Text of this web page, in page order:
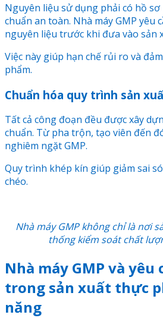
Nguyên liệu sử dụng phải có hồ
chuẩn an toàn. Nhà máy GMP yêu
nguyên liệu trước khi đưa vào sản
Việc này giúp hạn chế rủi ro và
phẩm.
Chuẩn hóa quy trình sản
Tất cả công đoạn đều được xây
chuẩn. Từ pha trộn, tạo viên đến
nghiêm ngặt GMP.
Quy trình khép kín giúp giảm sai
chéo.
Nhà máy GMP không chỉ là nơi
thống kiểm soát chất
Nhà máy GMP và yêu
trong sản xuất thực
năng